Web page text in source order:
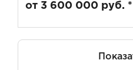
от 3 600 000 руб. *